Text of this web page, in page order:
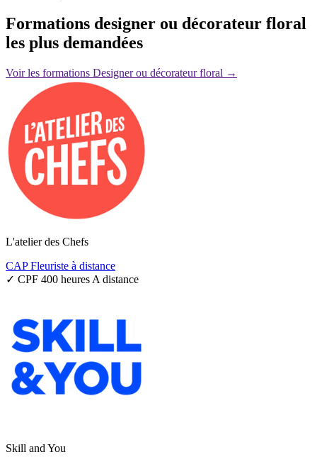
Formations designer ou décorateur floral
les plus demandées
Voir les formations Designer ou décorateur floral →
L'atelier des Chefs
CAP Fleuriste à distance
✓ CPF 400 heures A distance
Skill and You